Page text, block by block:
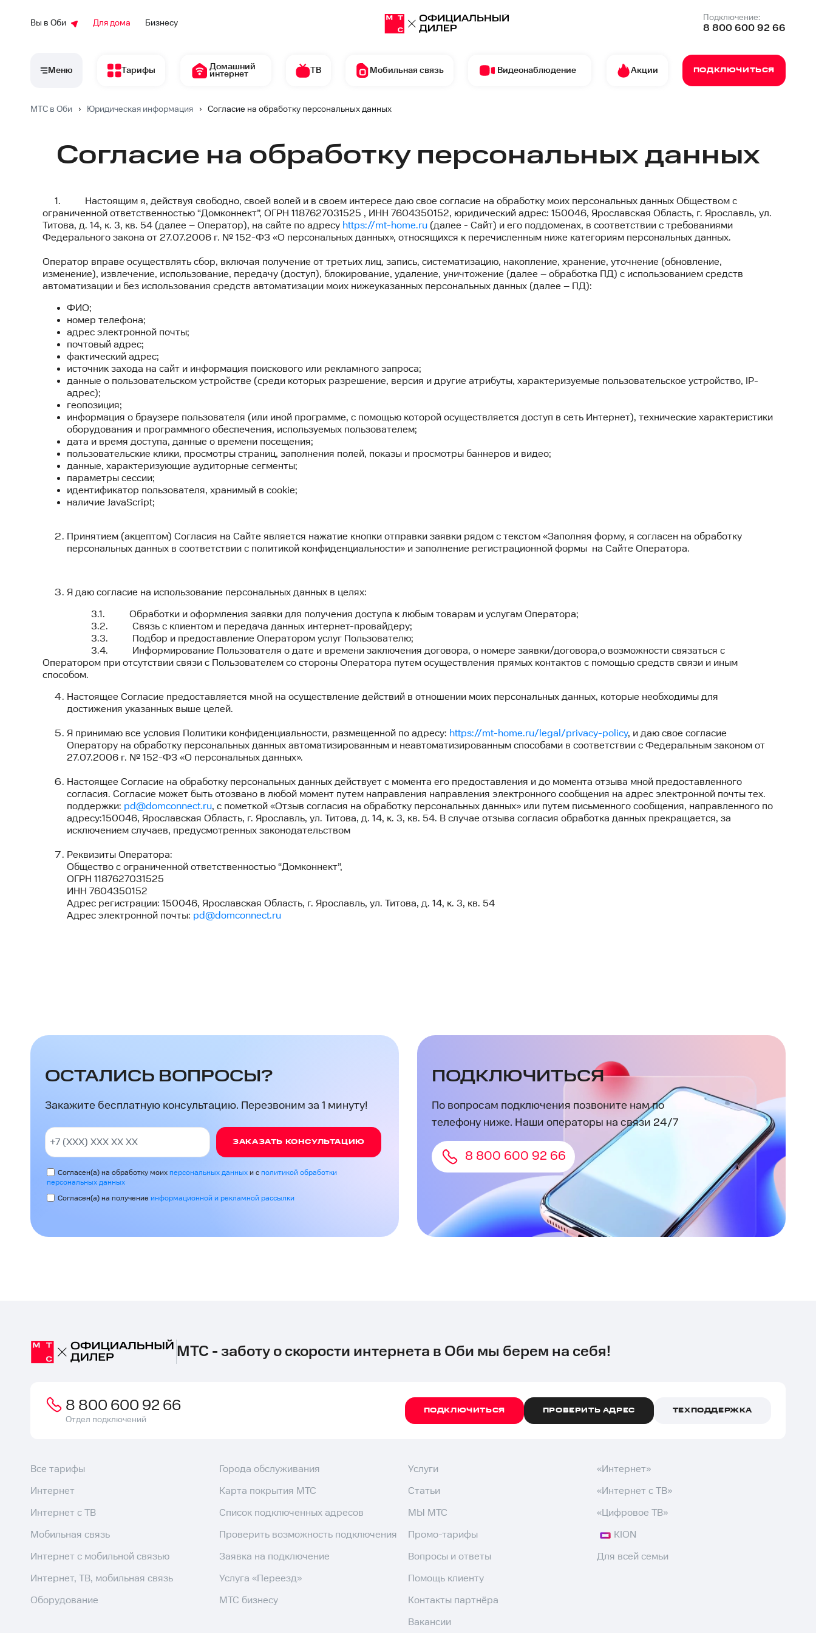
Вы в Оби Для дома Бизнесу
Подключение:
8 800 600 92 66
Меню Тарифы Домашний
интернет ТВ Мобильная связь Видеонаблюдение Акции ПОДКЛЮЧИТЬСЯ
МТС в Оби › Юридическая информация › Согласие на обработку персональных данных
Согласие на обработку персональных данных
Текст
согласия
1. Настоящим я, действуя свободно, своей волей и в своем интересе даю свое согласие на обработку моих персональных данных Обществом с
ограниченной ответственностью “Домконнект”, ОГРН 1187627031525 , ИНН 7604350152, юридический адрес: 150046, Ярославская Область, г. Ярославль, ул.
Титова, д. 14, к. 3, кв. 54 (далее – Оператор), на сайте по адресу https://mt-home.ru (далее - Сайт) и его поддоменах, в соответствии с требованиями
Федерального закона от 27.07.2006 г. № 152-ФЗ «О персональных данных», относящихся к перечисленным ниже категориям персональных данных.
Оператор вправе осуществлять сбор, включая получение от третьих лиц, запись, систематизацию, накопление, хранение, уточнение (обновление,
изменение), извлечение, использование, передачу (доступ), блокирование, удаление, уничтожение (далее – обработка ПД) с использованием средств
автоматизации и без использования средств автоматизации моих нижеуказанных персональных данных (далее – ПД):
ФИО;
номер телефона;
адрес электронной почты;
почтовый адрес;
фактический адрес;
источник захода на сайт и информация поискового или рекламного запроса;
данные о пользовательском устройстве (среди которых разрешение, версия и другие атрибуты, характеризуемые пользовательское устройство, IP-
адрес);
геопозиция;
информация о браузере пользователя (или иной программе, с помощью которой осуществляется доступ в сеть Интернет), технические характеристики
оборудования и программного обеспечения, используемых пользователем;
дата и время доступа, данные о времени посещения;
пользовательские клики, просмотры страниц, заполнения полей, показы и просмотры баннеров и видео;
данные, характеризующие аудиторные сегменты;
параметры сессии;
идентификатор пользователя, хранимый в cookie;
наличие JavaScript;
Принятием (акцептом) Согласия на Сайте является нажатие кнопки отправки заявки рядом с текстом «Заполняя форму, я согласен на обработку
персональных данных в соответствии с политикой конфиденциальности» и заполнение регистрационной формы на Сайте Оператора.
Я даю согласие на использование персональных данных в целях:
3.1. Обработки и оформления заявки для получения доступа к любым товарам и услугам Оператора;
3.2. Связь с клиентом и передача данных интернет-провайдеру;
3.3. Подбор и предоставление Оператором услуг Пользователю;
3.4. Информирование Пользователя о дате и времени заключения договора, о номере заявки/договора,о возможности связаться с
Оператором при отсутствии связи с Пользователем со стороны Оператора путем осуществления прямых контактов с помощью средств связи и иным
способом.
Настоящее Согласие предоставляется мной на осуществление действий в отношении моих персональных данных, которые необходимы для
достижения указанных выше целей.
Я принимаю все условия Политики конфиденциальности, размещенной по адресу: https://mt-home.ru/legal/privacy-policy, и даю свое согласие
Оператору на обработку персональных данных автоматизированным и неавтоматизированным способами в соответствии с Федеральным законом от
27.07.2006 г. № 152-ФЗ «О персональных данных».
Настоящее Согласие на обработку персональных данных действует с момента его предоставления и до момента отзыва мной предоставленного
согласия. Согласие может быть отозвано в любой момент путем направления направления электронного сообщения на адрес электронной почты тех.
поддержки: pd@domconnect.ru, с пометкой «Отзыв согласия на обработку персональных данных» или путем письменного сообщения, направленного по
адресу:150046, Ярославская Область, г. Ярославль, ул. Титова, д. 14, к. 3, кв. 54. В случае отзыва согласия обработка данных прекращается, за
исключением случаев, предусмотренных законодательством
Реквизиты Оператора:
Общество с ограниченной ответственностью “Домконнект”,
ОГРН 1187627031525
ИНН 7604350152
Адрес регистрации: 150046, Ярославская Область, г. Ярославль, ул. Титова, д. 14, к. 3, кв. 54
Адрес электронной почты: pd@domconnect.ru
ОСТАЛИСЬ ВОПРОСЫ?
Закажите бесплатную консультацию. Перезвоним за 1 минуту!
ЗАКАЗАТЬ КОНСУЛЬТАЦИЮ
Согласен(а) на обработку моих персональных данных и с политикой обработки
персональных данных
Согласен(а) на получение информационной и рекламной рассылки
ПОДКЛЮЧИТЬСЯ
По вопросам подключения позвоните нам по
телефону ниже. Наши операторы на связи 24/7
8 800 600 92 66
МТС - заботу о скорости интернета в Оби мы берем на себя!
8 800 600 92 66
Отдел подключений
ПОДКЛЮЧИТЬСЯ ПРОВЕРИТЬ АДРЕС ТЕХПОДДЕРЖКА
Все тарифы
Интернет
Интернет с ТВ
Мобильная связь
Интернет с мобильной связью
Интернет, ТВ, мобильная связь
Оборудование
Города обслуживания
Карта покрытия МТС
Список подключенных адресов
Проверить возможность подключения
Заявка на подключение
Услуга «Переезд»
МТС бизнесу
Услуги
Статьи
МЫ МТС
Промо-тарифы
Вопросы и ответы
Помощь клиенту
Контакты партнёра
Вакансии
«Интернет»
«Интернет с ТВ»
«Цифровое ТВ»
KION
Для всей семьи